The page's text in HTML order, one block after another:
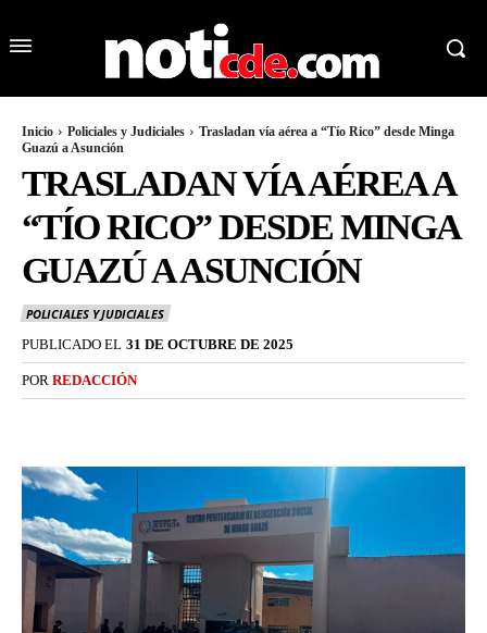
Inicio Policiales y Judiciales
Trasladan vía aérea a “Tío Rico” desde Minga
Guazú a Asunción
TRASLADAN VÍA AÉREA A
“TÍO RICO” DESDE MINGA
GUAZÚ A ASUNCIÓN
POLICIALES Y JUDICIALES
PUBLICADO EL 31 DE OCTUBRE DE 2025
POR REDACCIÓN